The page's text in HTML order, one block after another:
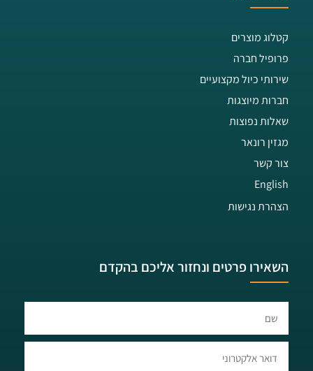
קטלוג מוצרים
פרופיל חברה
שירותי כיול מקצועיים
חברות מיוצגות
שאלות נפוצות
מגזין רונאר
צור קשר
English
הצהרת נגישות
השאירו פרטים ונחזור אליכם בהקדם​​